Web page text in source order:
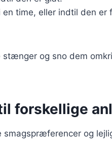
time, eller indtil den er
og sno dem
forskellige
og